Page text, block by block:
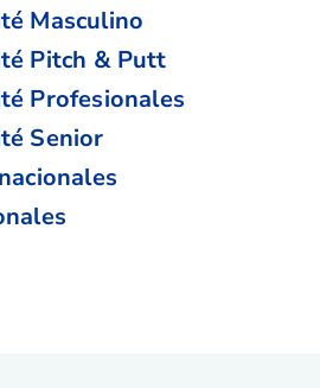
Masculino
Pitch & Putt
Profesionales
Senior